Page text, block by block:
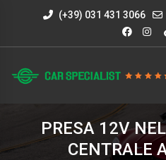
(+39) 031 431 3066
PRESA 12V
CENTRALE